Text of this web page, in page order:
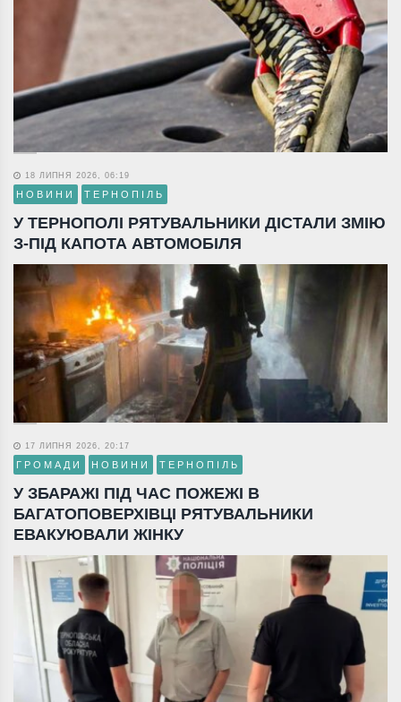
18 ЛИПНЯ 2026, 06:19
НОВИНИ ТЕРНОПІЛЬ
У ТЕРНОПОЛІ РЯТУВАЛЬНИКИ ДІСТАЛИ ЗМІЮ
З-ПІД КАПОТА АВТОМОБІЛЯ
17 ЛИПНЯ 2026, 20:17
ГРОМАДИ НОВИНИ ТЕРНОПІЛЬ
У ЗБАРАЖІ ПІД ЧАС ПОЖЕЖІ В
БАГАТОПОВЕРХІВЦІ РЯТУВАЛЬНИКИ
ЕВАКУЮВАЛИ ЖІНКУ